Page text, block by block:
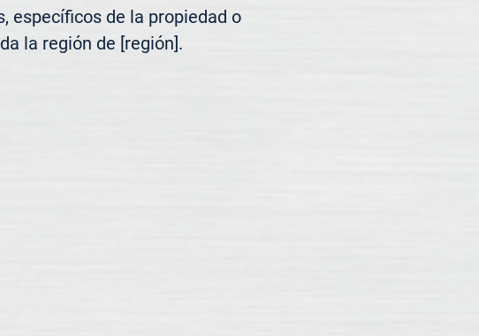
específicos de la propiedad o
la región de [región].